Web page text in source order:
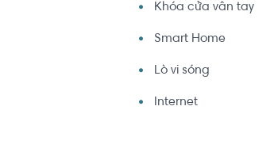
Khóa cửa vân tay
Smart Home
Lò vi sóng
Internet